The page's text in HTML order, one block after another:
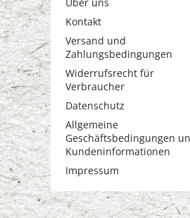
Kontakt
Versand und
Zahlungsbedingungen
Widerrufsrecht für
Verbraucher
Datenschutz
Allgemeine
Geschäftsbedingungen
Kundeninformationen
Impressum